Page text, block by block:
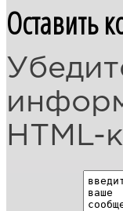
Оставить